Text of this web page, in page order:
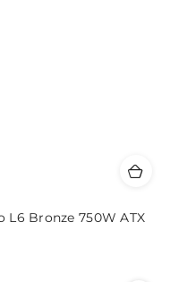
L6 Bronze 750W ATX